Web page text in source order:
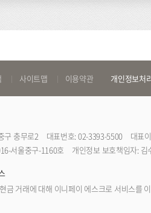
사이트맵 이용약관 개인정보처
구 충무로2
대표번호: 02-3393-5500 대표
서울중구-1160호
개인정보 보호책임자: 김
금 거래에 대해 이니페이 에스크로 서비스를